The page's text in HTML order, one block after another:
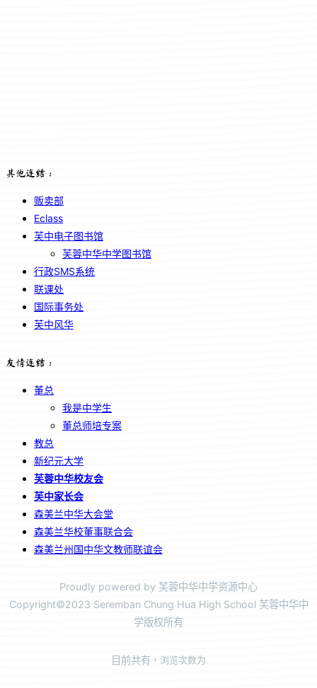
其他连结：
贩卖部
Eclass
芙中电子图书馆
芙蓉中华中学图书馆
行政SMS系统
联课处
国际事务处
芙中风华
友情连结：
董总
我是中学生
董总师培专案
教总
新纪元大学
芙蓉中华校友会
芙中家长会
森美兰中华大会堂
森美兰华校董事联合会
森美兰州国中华文教师联谊会
Proudly powered by 芙蓉中华中学资源中心
Copyright©2023 Seremban Chung Hua High School 芙蓉中华中
学版权所有
目前共有 ，浏览次数为